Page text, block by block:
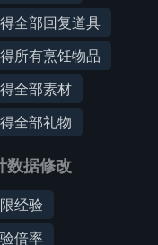
全部回复道具
所有烹饪物品
全部素材
全部礼物
数据修改
经验
倍率